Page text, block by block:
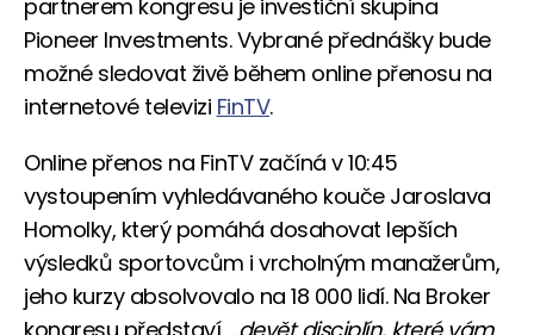
partnerem kongresu je investiční skupina
Pioneer Investments. Vybrané přednášky bude
možné sledovat živě během online přenosu na
internetové televizi FinTV.
Online přenos na FinTV začíná v 10:45
vystoupením vyhledávaného kouče Jaroslava
Homolky, který pomáhá dosahovat lepších
výsledků sportovcům i vrcholným manažerům,
jeho kurzy absolvovalo na 18 000 lidí. Na Broker